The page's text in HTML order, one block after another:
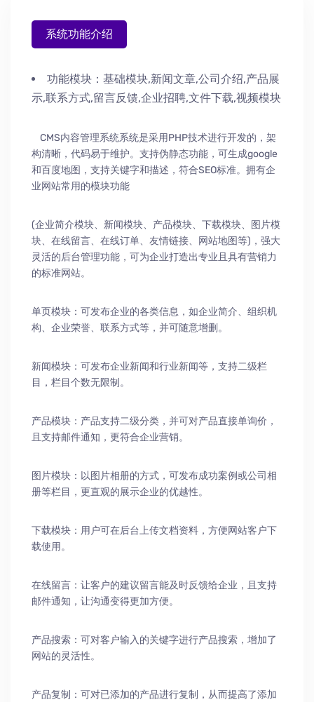
系统功能介绍
功能模块： 基础模块,新闻文章,公司介绍,产品展
示,联系方式,留言反馈,企业招聘,文件下载,视频模块
CMS内容管理系统系统是采用PHP技术进行开发的，架
构清晰，代码易于维护。支持伪静态功能，可生成google
和百度地图，支持关键字和描述，符合SEO标准。拥有企
业网站常用的模块功能
(企业简介模块、新闻模块、产品模块、下载模块、图片模
块、在线留言、在线订单、友情链接、网站地图等)，强大
灵活的后台管理功能，可为企业打造出专业且具有营销力
的标准网站。
单页模块：可发布企业的各类信息，如企业简介、组织机
构、企业荣誉、联系方式等，并可随意增删。
新闻模块：可发布企业新闻和行业新闻等，支持二级栏
目，栏目个数无限制。
产品模块：产品支持二级分类，并可对产品直接单询价，
且支持邮件通知，更符合企业营销。
图片模块：以图片相册的方式，可发布成功案例或公司相
册等栏目，更直观的展示企业的优越性。
下载模块：用户可在后台上传文档资料，方便网站客户下
载使用。
在线留言：让客户的建议留言能及时反馈给企业，且支持
邮件通知，让沟通变得更加方便。
产品搜索：可对客户输入的关键字进行产品搜索，增加了
网站的灵活性。
产品复制：可对已添加的产品进行复制，从而提高了添加